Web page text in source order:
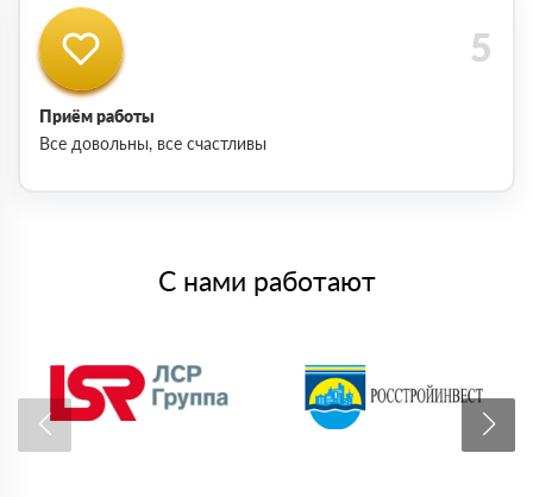
Приём работы
Все довольны, все счастливы
С нами работают